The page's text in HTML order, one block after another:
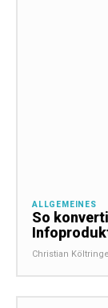
ALLGEMEINES
So
Christian